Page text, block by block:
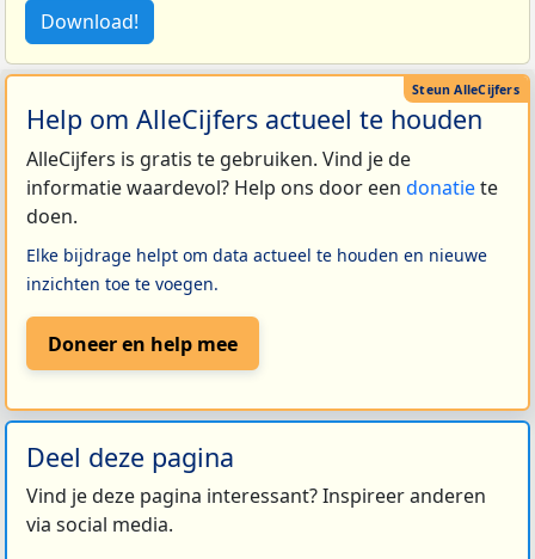
Download!
Help om AlleCijfers actueel te houden
AlleCijfers is gratis te gebruiken. Vind je de
informatie waardevol? Help ons door een donatiete
doen.
Elke bijdrage helpt om data actueel te houden en nieuwe
inzichten toe te voegen.
Doneer en help mee
Deel deze pagina
Vind je deze pagina interessant? Inspireer anderen
via social media.